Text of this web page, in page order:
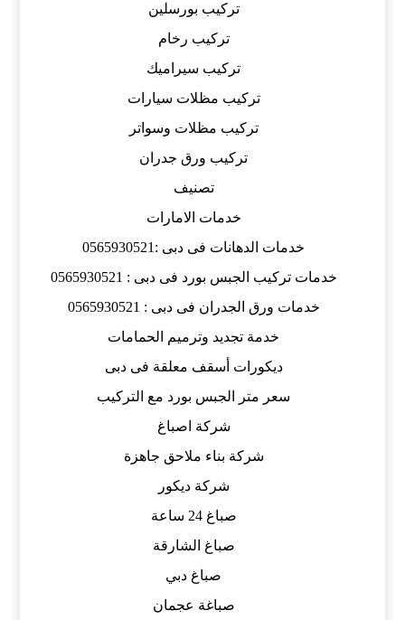
تركيب بورسلين
تركيب رخام
تركيب سيراميك
تركيب مظلات سيارات
تركيب مظلات وسواتر
تركيب ورق جدران
تصنيف
خدمات الامارات
خدمات الدهانات فى دبى :0565930521
خدمات تركيب الجبس بورد فى دبى : 0565930521
خدمات ورق الجدران فى دبى : 0565930521
خدمة تجديد وترميم الحمامات
ديكورات أسقف معلقة فى دبى
سعر متر الجبس بورد مع التركيب
شركة اصباغ
شركة بناء ملاحق جاهزة
شركة ديكور
صباغ 24 ساعة
صباغ الشارقة
صباغ دبي
صباغة عجمان